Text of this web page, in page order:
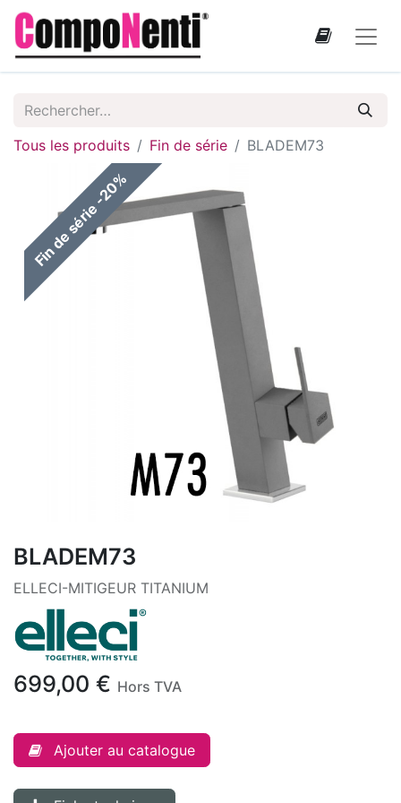
Tous les produits Fin de série BLADEM73
Fin de série -20%
BLADEM73
ELLECI-MITIGEUR TITANIUM
699,00 € Hors TVA
Ajouter au catalogue